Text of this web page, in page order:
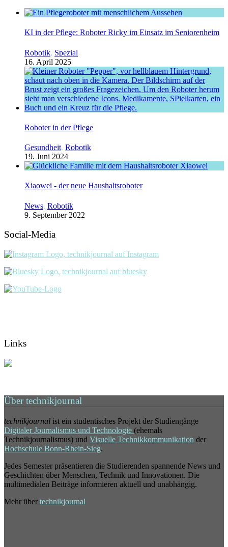
KI in der Pflege: Roboter Ricky im Einsatz im Seniorenheim
Robotik, Spezial
16. April 2025
Roboter in der Pflege
Gesundheit, Robotik
19. Juni 2024
Xiaowei - der neue Haushaltsroboter
News, Robotik
9. September 2022
Social-Media
Links
Über technikjournal
technikjournal ist ein studentisches Projekt der Studiengänge
Digitaler Journalismus und Technologie (ehemals
Technikjournalismus) und Visuelle Technikkommunikation der
Hochschule Bonn-Rhein-Sieg.
Jedes Semester präsentieren die Studierenden spannende News und
Geschichten über Menschen, Technik und Innovationen. Die
multimedialen Beiträge informieren aktuell und unabhängig.
Mehr über technikjournal